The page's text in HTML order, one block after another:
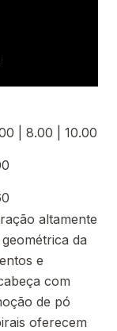
| 8.00 | 10.00
altamente
da
e
com
de pó
oferecem